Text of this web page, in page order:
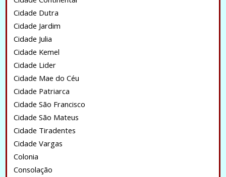
Cidade Dutra
Cidade Jardim
Cidade Julia
Cidade Kemel
Cidade Lider
Cidade Mae do Céu
Cidade Patriarca
Cidade São Francisco
Cidade São Mateus
Cidade Tiradentes
Cidade Vargas
Colonia
Consolação